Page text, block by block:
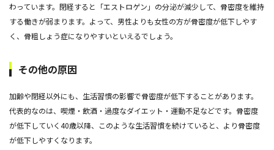
わっています。閉経すると「エストロゲン」の分泌が減少して、骨密度を維持
する働きが弱まります。よって、男性よりも女性の方が骨密度が低下しやす
く、骨粗しょう症になりやすいといえるでしょう。
その他の原因
加齢や閉経以外にも、生活習慣の影響で骨密度が低下することがあります。
代表的なのは、喫煙・飲酒・過度なダイエット・運動不足などです。骨密度
が低下していく40歳以降、このような生活習慣を続けていると、より骨密度
が低下しやすくなります。